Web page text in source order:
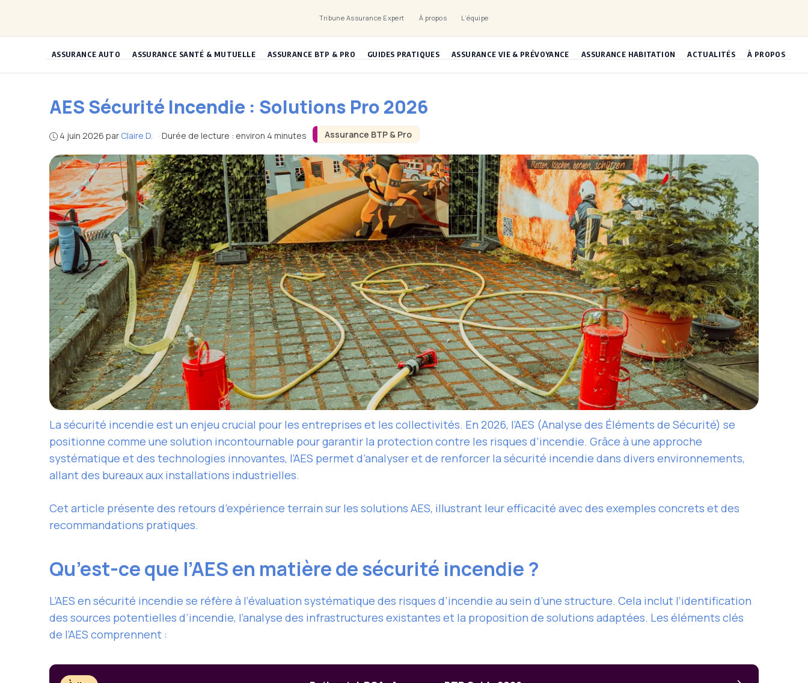
contenu
Tribune Assurance Expert À propos L’équipe
ASSURANCE AUTO ASSURANCE SANTÉ & MUTUELLE ASSURANCE BTP & PRO GUIDES PRATIQUES ASSURANCE VIE & PRÉVOYANCE ASSURANCE HABITATION ACTUALITÉS À PROPOS
Assurance BTP & Pro
AES Sécurité Incendie : Solutions Pro 2026
4 juin 2026 par Claire D. · Durée de lecture : environ 4 minutes
La sécurité incendie est un enjeu crucial pour les entreprises et les collectivités. En 2026, l’AES (Analyse des Éléments de Sécurité) se
positionne comme une solution incontournable pour garantir la protection contre les risques d’incendie. Grâce à une approche
systématique et des technologies innovantes, l’AES permet d’analyser et de renforcer la sécurité incendie dans divers environnements,
allant des bureaux aux installations industrielles.
Cet article présente des retours d’expérience terrain sur les solutions AES, illustrant leur efficacité avec des exemples concrets et des
recommandations pratiques.
Qu’est-ce que l’AES en matière de sécurité incendie ?
L’AES en sécurité incendie se réfère à l’évaluation systématique des risques d’incendie au sein d’une structure. Cela inclut l’identification
des sources potentielles d’incendie, l’analyse des infrastructures existantes et la proposition de solutions adaptées. Les éléments clés
de l’AES comprennent :